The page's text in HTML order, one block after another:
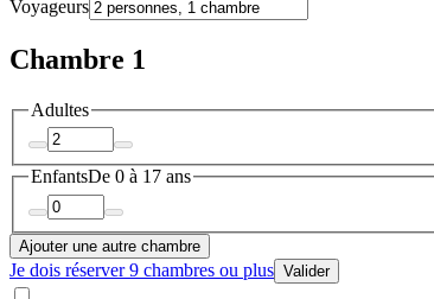
Voyageurs
Chambre 1
Adultes
EnfantsDe 0 à 17 ans
Ajouter une autre chambre
Je dois réserver 9 chambres ou plus Valider